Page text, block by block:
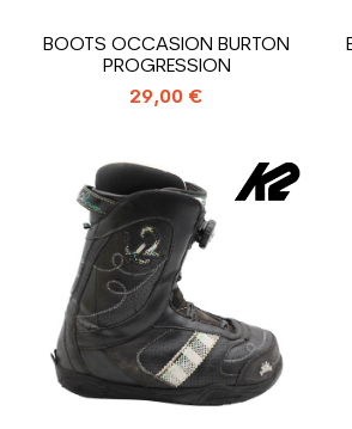
BOOTS OCCASION BURTON
PROGRESSION
29,00 €